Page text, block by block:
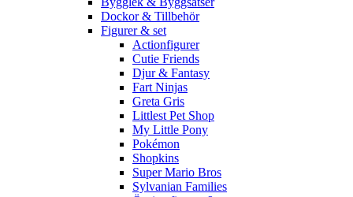
Dockor & Tillbehör
Figurer & set
Actionfigurer
Cutie Friends
Djur & Fantasy
Fart Ninjas
Greta Gris
Littlest Pet Shop
My Little Pony
Pokémon
Shopkins
Super Mario Bros
Sylvanian Families